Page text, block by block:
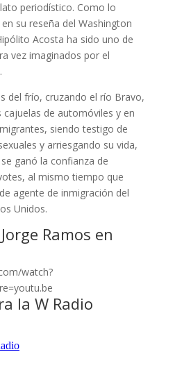
periodístico. Como lo
en su reseña del Washington
Acosta ha sido uno de
vez imaginados por el
del frío, cruzando el río Bravo,
de automóviles y en
siendo testigo de
y arriesgando su vida,
ganó la confianza de
al mismo tiempo que
agente de inmigración del
Unidos.
Ramos en
watch?
la W Radio